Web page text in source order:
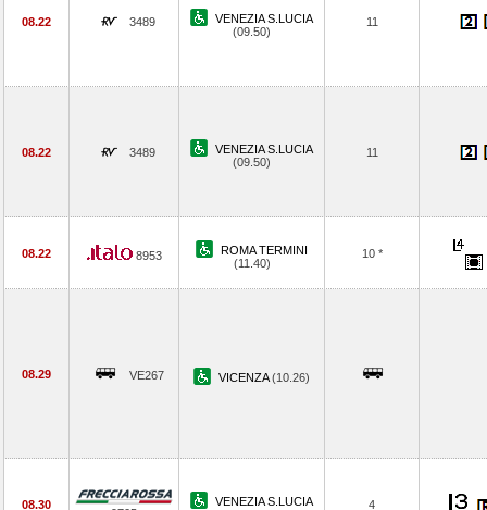
08.22 3489
VENEZIA S.LUCIA
(09.50)
11
08.22 3489
VENEZIA S.LUCIA
(09.50)
11
08.22 8953
ROMA TERMINI
(11.40)
10 *
08.29 VE267 VICENZA(10.26)
08.30
VENEZIA S.LUCIA
4